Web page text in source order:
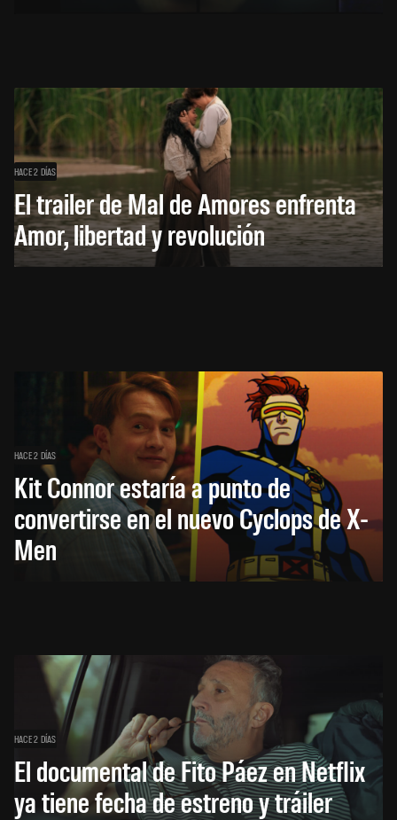
HACE 2 DÍAS
El trailer de Mal de Amores enfrenta
Amor, libertad y revolución
HACE 2 DÍAS
Kit Connor estaría a punto de
convertirse en el nuevo Cyclops de X-
Men
HACE 2 DÍAS
El documental de Fito Páez en Netflix
ya tiene fecha de estreno y tráiler